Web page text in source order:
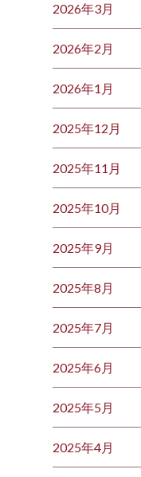
2026年3月
2026年2月
2026年1月
2025年12月
2025年11月
2025年10月
2025年9月
2025年8月
2025年7月
2025年6月
2025年5月
2025年4月